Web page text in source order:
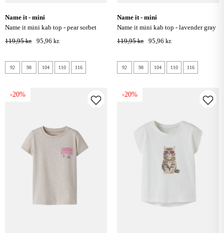
name it - mini
name it mini kab top - pear sorbet
119,95 kr. 95,96 kr.
92 98 104 110 116
name it - mini
name it mini kab top - lavender gray
119,95 kr. 95,96 kr.
92 98 104 110 116
-20% -20%